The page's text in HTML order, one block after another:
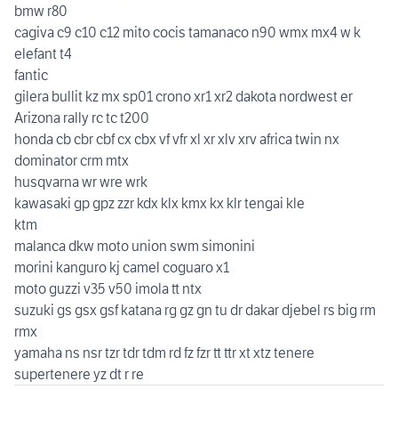
bmw r80
cagiva c9 c10 c12 mito cocis tamanaco n90 wmx mx4 w k
elefant t4
fantic
gilera bullit kz mx sp01 crono xr1 xr2 dakota nordwest er
Arizona rally rc tc t200
honda cb cbr cbf cx cbx vf vfr xl xr xlv xrv africa twin nx
dominator crm mtx
husqvarna wr wre wrk
kawasaki gp gpz zzr kdx klx kmx kx klr tengai kle
ktm
malanca dkw moto union swm simonini
morini kanguro kj camel coguaro x1
moto guzzi v35 v50 imola tt ntx
suzuki gs gsx gsf katana rg gz gn tu dr dakar djebel rs big rm
rmx
yamaha ns nsr tzr tdr tdm rd fz fzr tt ttr xt xtz tenere
supertenere yz dt r re